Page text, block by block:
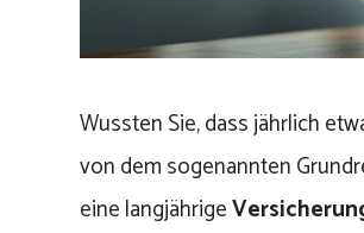
Wussten Sie, dass jährlich
von dem sogenannten
eine langjährige